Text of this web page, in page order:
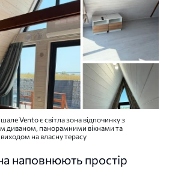
Vento є світла зона відпочинку з
диваном, панорамними вікнами та
виходом на власну терасу
наповнюють простір